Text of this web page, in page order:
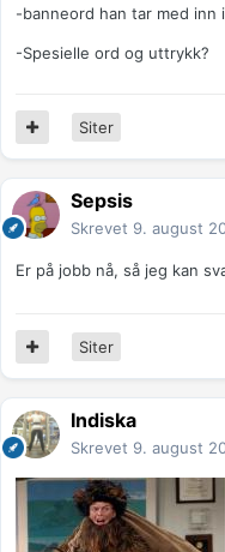
-banneord han tar med inn
-Spesielle ord og uttrykk?
Siter
Sepsis
Skrevet 9. august
Er på jobb nå, så jeg kan
Siter
Indiska
Skrevet 9. august